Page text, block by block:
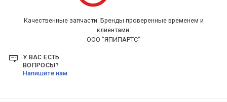
Качественные запчасти. Бренды проверенные временем и
клиентами.
ООО "ЯПИПАРТС"
У ВАС ЕСТЬ
ВОПРОСЫ?
Напишите нам